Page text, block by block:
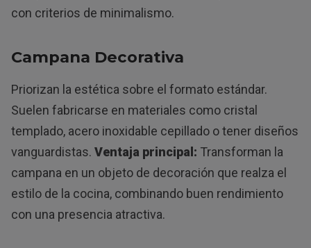
con criterios de minimalismo.
Campana Decorativa
Priorizan la estética sobre el formato estándar.
Suelen fabricarse en materiales como cristal
templado, acero inoxidable cepillado o tener diseños
vanguardistas. Ventaja principal: Transforman la
campana en un objeto de decoración que realza el
estilo de la cocina, combinando buen rendimiento
con una presencia atractiva.